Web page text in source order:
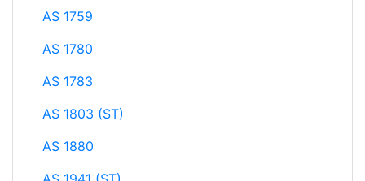
AS 1759
AS 1780
AS 1783
AS 1803 (ST)
AS 1880